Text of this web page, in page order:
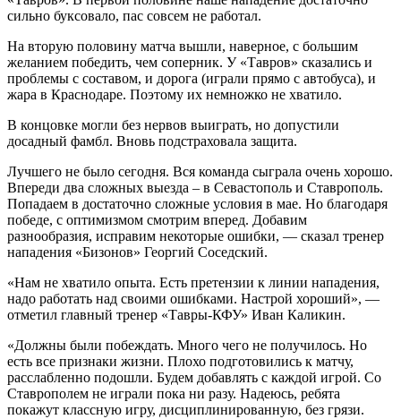
сильно буксовало, пас совсем не работал.
На вторую половину матча вышли, наверное, с большим
желанием победить, чем соперник. У «Тавров» сказались и
проблемы с составом, и дорога (играли прямо с автобуса), и
жара в Краснодаре. Поэтому их немножко не хватило.
В концовке могли без нервов выиграть, но допустили
досадный фамбл. Вновь подстраховала защита.
Лучшего не было сегодня. Вся команда сыграла очень хорошо.
Впереди два сложных выезда – в Севастополь и Ставрополь.
Попадаем в достаточно сложные условия в мае. Но благодаря
победе, с оптимизмом смотрим вперед. Добавим
разнообразия, исправим некоторые ошибки, — сказал тренер
нападения «Бизонов» Георгий Соседский.
«Нам не хватило опыта. Есть претензии к линии нападения,
надо работать над своими ошибками. Настрой хороший», —
отметил главный тренер «Тавры-КФУ» Иван Каликин.
«Должны были побеждать. Много чего не получилось. Но
есть все признаки жизни. Плохо подготовились к матчу,
расслабленно подошли. Будем добавлять с каждой игрой. Со
Ставрополем не играли пока ни разу. Надеюсь, ребята
покажут классную игру, дисциплинированную, без грязи.